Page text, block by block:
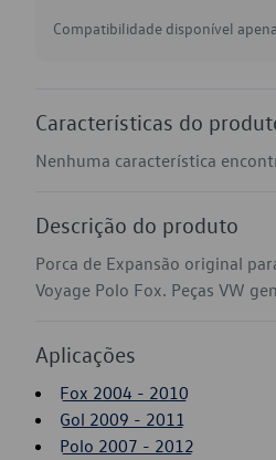
Compatibilidade disponível
Características do
Nenhuma característica
Descrição do produto
Porca de Expansão original
Voyage Polo Fox. Peças VW
Aplicações
Fox 2004 - 2010
Gol 2009 - 2011
Polo 2007 - 2012